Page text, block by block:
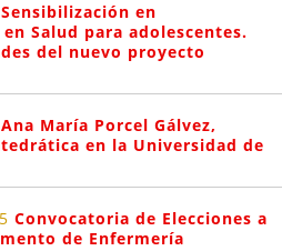
Sensibilización en
Salud para adolescentes.
del nuevo proyecto
Ana María Porcel Gálvez,
en la Universidad de
Convocatoria de Elecciones a
de Enfermería